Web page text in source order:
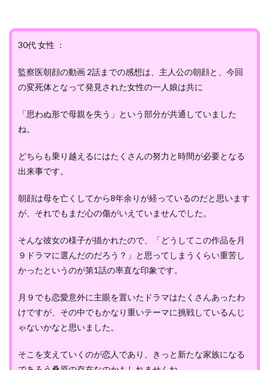
30代 女性 ：
監察医朝顔の動画 2話までの感想は、主人公の朝顔と、今回
の変死体となって発見された女性の一人娘は共に
「思わぬ形で母親を失う」という部分が共通していました
ね。
どちらも乗り越えるにはたくさんの努力と時間が必要となる
出来事です。
朝顔は母を亡くしてから8年余りが経っているのだと思います
が、それでもまだ心の傷がいえていませんでした。
そんな彼女の様子が描かれたので、「どうしてこの作品を月
９ドラマに選んだのだろう？」と思ってしまうくらい重苦し
かったというのが第1話の率直な印象です。
月９でも恋愛意外に主眼を置いたドラマはたくさんあったわ
けですが、その中でもかなり重いテーマに挑戦しているんじ
ゃないかなと思いました。
そこを支えていくのが恋人であり、きっと新たな家族になる